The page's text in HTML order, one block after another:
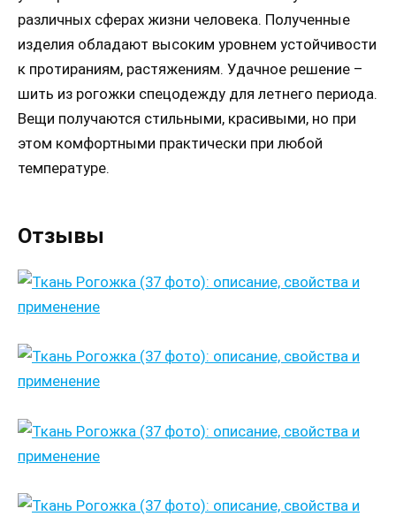
различных сферах жизни человека. Полученные
изделия обладают высоким уровнем устойчивости
к протираниям, растяжениям. Удачное решение –
шить из рогожки спецодежду для летнего периода.
Вещи получаются стильными, красивыми, но при
этом комфортными практически при любой
температуре.
Отзывы